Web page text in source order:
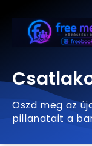
Oszd meg az
pillanatait a